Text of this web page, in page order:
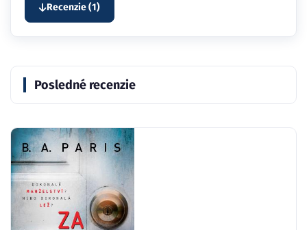
Recenzie (1)
Posledné recenzie